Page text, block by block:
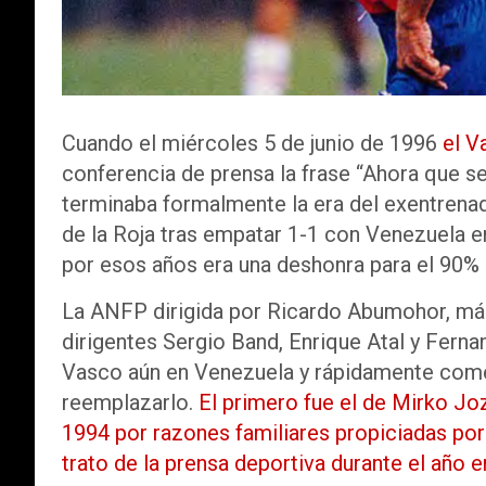
Cuando el miércoles 5 de junio de 1996 el
conferencia de prensa la frase “Ahora que
terminaba formalmente la era del
de la Roja tras empatar 1-1 con Venezuela
por esos años era una deshonra para el
La ANFP dirigida por Ricardo Abumohor,
dirigentes Sergio Band, Enrique Atal y
Vasco aún en Venezuela y rápidamente
reemplazarlo. El primero fue el de Mirko
1994 por razones familiares propiciadas
trato de la prensa deportiva durante el año